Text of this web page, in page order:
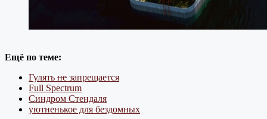
Ещё по теме:
Гулять не запрещается
Full Spectrum
Синдром Стендаля
уютненькое для бездомных